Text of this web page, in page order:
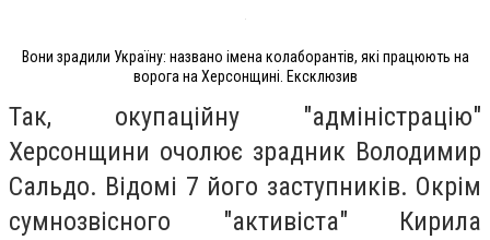
Вони зрадили Україну: названо імена колаборантів, які працюють на
ворога на Херсонщині. Ексклюзив
Так, окупаційну "адміністрацію"
Херсонщини очолює зрадник Володимир
Сальдо. Відомі 7 його заступників. Окрім
сумнозвісного "активіста" Кирила